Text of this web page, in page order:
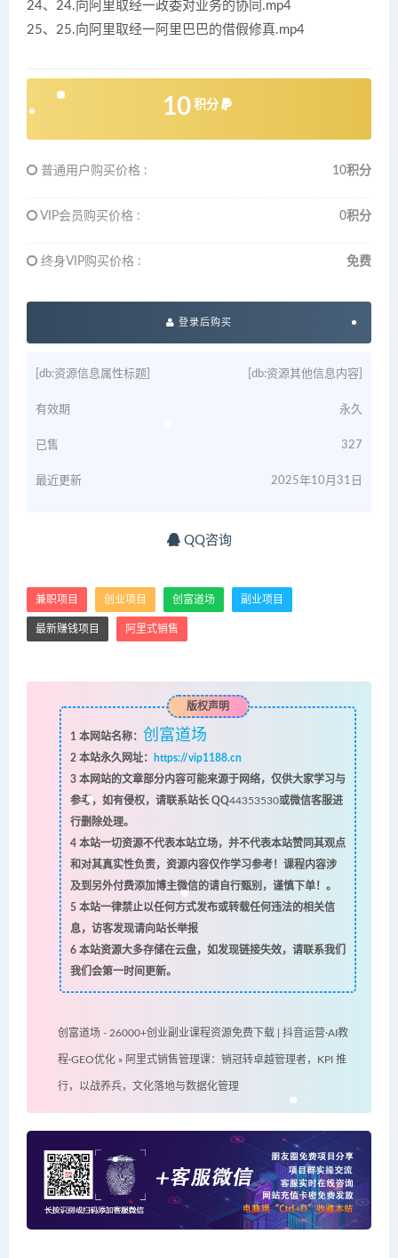
24、24.向阿里取经一政委对业务的协同.mp4
25、25.向阿里取经一阿里巴巴的借假修真.mp4
10 积分
普通用户购买价格 : 10积分
VIP会员购买价格 : 0积分
终身VIP购买价格 : 免费
登录后购买
[db:资源信息属性标题] [db:资源其他信息内容]
有效期 永久
已售 327
最近更新 2025年10月31日
QQ咨询
兼职项目 创业项目 创富道场 副业项目
最新赚钱项目 阿里式销售
版权声明
1 本网站名称： 创富道场
2本站永久网址：
https://vip1188.cn
3本网站的文章部分内容可能来源于网络，仅供大家学习与
参考，如有侵权，请联系站长 QQ44353530或微信客服进
行删除处理。
4本站一切资源不代表本站立场，并不代表本站赞同其观点
和对其真实性负责，资源内容仅作学习参考！课程内容涉
及到另外付费添加博主微信的请自行甄别，谨慎下单！。
5本站一律禁止以任何方式发布或转载任何违法的相关信
息，访客发现请向站长举报
6本站资源大多存储在云盘，如发现链接失效，请联系我们
我们会第一时间更新。
创富道场 - 26000+创业副业课程资源免费下载 | 抖音运营·AI教
程·GEO优化 » 阿里式销售管理课：销冠转卓越管理者，KPI 推
行，以战养兵，文化落地与数据化管理